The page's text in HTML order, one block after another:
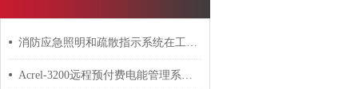
消防应急照明和疏散指示系统在工业建筑项目上的应用介绍
Acrel-3200远程预付费电能管理系统在购物中心的应用 安科瑞 许敏